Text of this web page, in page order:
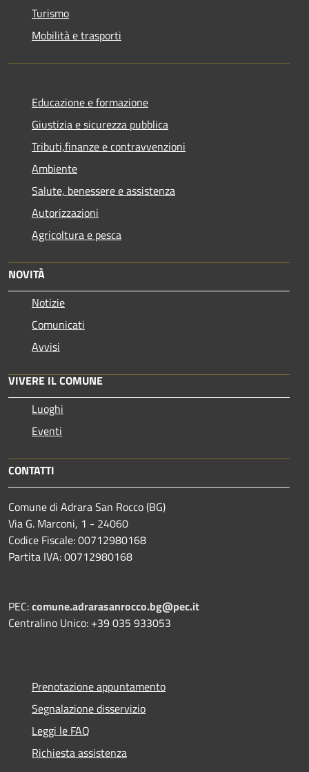
Turismo
Mobilità e trasporti
Educazione e formazione
Giustizia e sicurezza pubblica
Tributi,finanze e contravvenzioni
Ambiente
Salute, benessere e assistenza
Autorizzazioni
Agricoltura e pesca
NOVITÀ
Notizie
Comunicati
Avvisi
VIVERE IL COMUNE
Luoghi
Eventi
CONTATTI
Comune di Adrara San Rocco (BG)
Via G. Marconi, 1 - 24060
Codice Fiscale: 00712980168
Partita IVA: 00712980168
PEC:comune.adrarasanrocco.bg@pec.it
Centralino Unico: +39 035 933053
Prenotazione appuntamento
Segnalazione disservizio
Leggi le FAQ
Richiesta assistenza